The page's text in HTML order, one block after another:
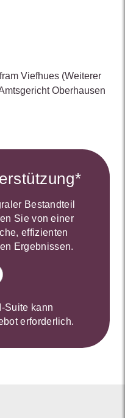
Viefhues (Weiterer
Oberhausen
Bestandteil
Sie von einer
effizienten
Ergebnissen.
Suite kann
erforderlich.